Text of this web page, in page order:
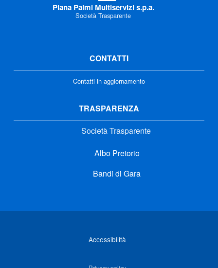
Piana Palmi Multiservizi s.p.a.
Società Trasparente
CONTATTI
Contatti in aggiornamento
TRASPARENZA
Società Trasparente
Albo Pretorio
Bandi di Gara
Accessibilità